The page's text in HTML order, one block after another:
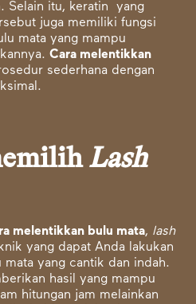
Selain itu, keratin yang
juga memiliki fungsi
mata yang mampu
Cara melentikkan
sederhana dengan
Lash
melentikkan bulu mata, lash
yang dapat Anda lakukan
yang cantik dan indah.
hasil yang mampu
hitungan jam melainkan